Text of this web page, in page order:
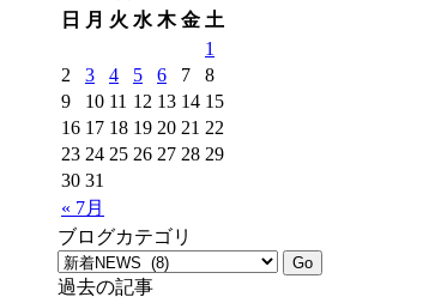
日
月 火 水 木 金 土
« 7月
1
2
3 4 5 6 7
8
9
10 11 12 13 14 15
16 17 18 19 20 21 22
23 24 25 26 27 28 29
30 31
ブログカテゴリ
過去の記事